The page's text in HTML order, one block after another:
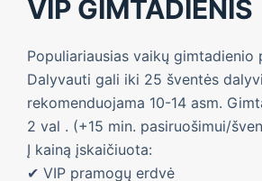
VIP GIMTADIENIS
Populiariausias vaikų gimtadienio
Dalyvauti gali iki 25 šventės
rekomenduojama 10-14 asm.
2 val . (+15 min. pasiruošimui/
Į kainą įskaičiuota:
✔ VIP pramogų erdvė